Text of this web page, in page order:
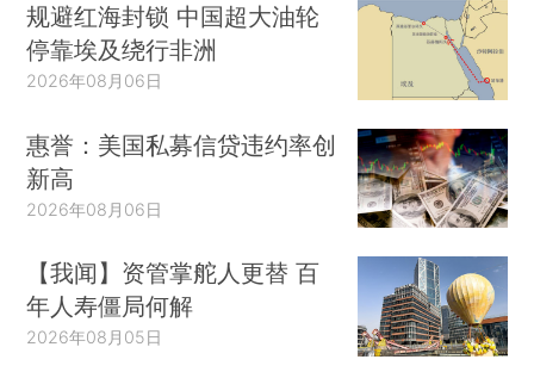
规避红海封锁 中国超大油轮
停靠埃及绕行非洲
2026年08月06日
惠誉：美国私募信贷违约率创
新高
2026年08月06日
【我闻】资管掌舵人更替 百
年人寿僵局何解
2026年08月05日